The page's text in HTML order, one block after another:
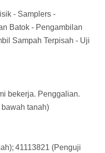
- Samplers -
Batok - Pengambilan
Sampah Terpisah - Uji
bekerja. Penggalian.
tanah)
41113821 (Penguji